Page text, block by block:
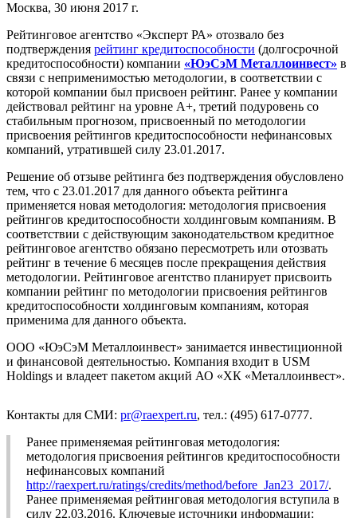
Москва, 30 июня 2017 г.
Рейтинговое агентство «Эксперт РА» отозвало без
подтверждения рейтинг кредитоспособности (долгосрочной
кредитоспособности) компании «ЮэСэМ Металлоинвест» в
связи с неприменимостью методологии, в соответствии с
которой компании был присвоен рейтинг. Ранее у компании
действовал рейтинг на уровне А+, третий подуровень со
стабильным прогнозом, присвоенный по методологии
присвоения рейтингов кредитоспособности нефинансовых
компаний, утратившей силу 23.01.2017.
Решение об отзыве рейтинга без подтверждения обусловлено
тем, что с 23.01.2017 для данного объекта рейтинга
применяется новая методология: методология присвоения
рейтингов кредитоспособности холдинговым компаниям. В
соответствии с действующим законодательством кредитное
рейтинговое агентство обязано пересмотреть или отозвать
рейтинг в течение 6 месяцев после прекращения действия
методологии. Рейтинговое агентство планирует присвоить
компании рейтинг по методологии присвоения рейтингов
кредитоспособности холдинговым компаниям, которая
применима для данного объекта.
ООО «ЮэСэМ Металлоинвест» занимается инвестиционной
и финансовой деятельностью. Компания входит в USM
Holdings и владеет пакетом акций АО «ХК «Металлоинвест».
Контакты для СМИ: pr@raexpert.ru, тел.: (495) 617-0777.
Ранее применяемая рейтинговая методология:
методология присвоения рейтингов кредитоспособности
нефинансовых компаний
http://raexpert.ru/ratings/credits/method/before_Jan23_2017/.
Ранее применяемая рейтинговая методология вступила в
силу 22.03.2016. Ключевые источники информации: